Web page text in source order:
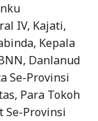
IV, ⁠Kajati,
⁠Kepala
Danlanud
Se-Provinsi
⁠Para Tokoh
Se-Provinsi